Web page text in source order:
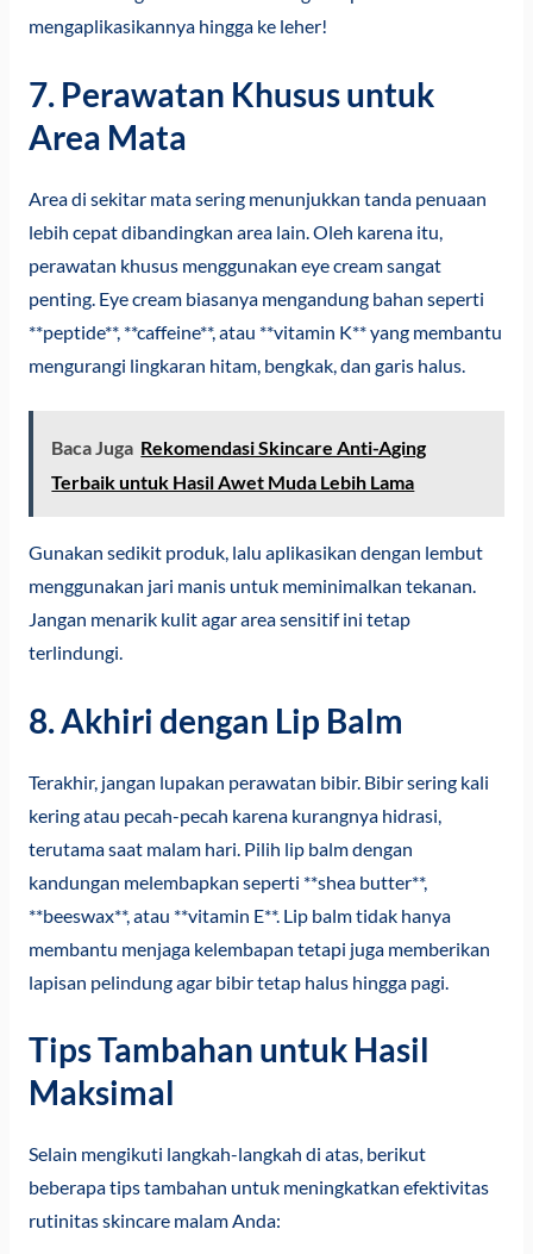
mengaplikasikannya hingga ke leher!
7. Perawatan Khusus untuk
Area Mata
Area di sekitar mata sering menunjukkan tanda penuaan
lebih cepat dibandingkan area lain. Oleh karena itu,
perawatan khusus menggunakan eye cream sangat
penting. Eye cream biasanya mengandung bahan seperti
**peptide**, **caffeine**, atau **vitamin K** yang membantu
mengurangi lingkaran hitam, bengkak, dan garis halus.
Baca Juga Rekomendasi Skincare Anti-Aging
Terbaik untuk Hasil Awet Muda Lebih Lama
Gunakan sedikit produk, lalu aplikasikan dengan lembut
menggunakan jari manis untuk meminimalkan tekanan.
Jangan menarik kulit agar area sensitif ini tetap
terlindungi.
8. Akhiri dengan Lip Balm
Terakhir, jangan lupakan perawatan bibir. Bibir sering kali
kering atau pecah-pecah karena kurangnya hidrasi,
terutama saat malam hari. Pilih lip balm dengan
kandungan melembapkan seperti **shea butter**,
**beeswax**, atau **vitamin E**. Lip balm tidak hanya
membantu menjaga kelembapan tetapi juga memberikan
lapisan pelindung agar bibir tetap halus hingga pagi.
Tips Tambahan untuk Hasil
Maksimal
Selain mengikuti langkah-langkah di atas, berikut
beberapa tips tambahan untuk meningkatkan efektivitas
rutinitas skincare malam Anda: